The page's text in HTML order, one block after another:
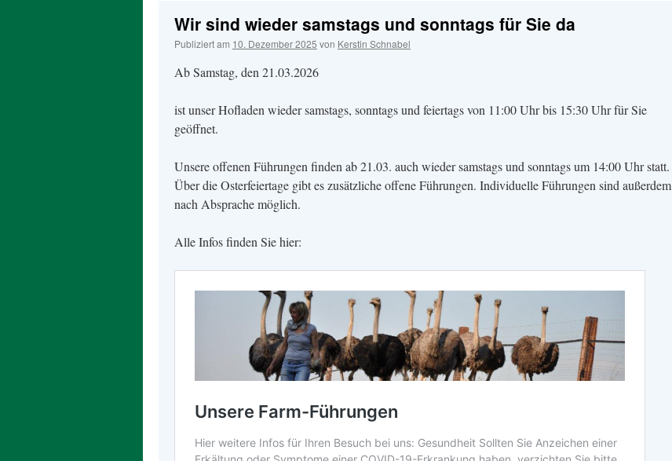
Wir sind wieder samstags und sonntags für Sie da
Publiziert am 10. Dezember 2025 von Kerstin Schnabel
Ab Samstag, den 21.03.2026
ist unser Hofladen wieder samstags, sonntags und feiertags von 11:00 Uhr bis 15:30 Uhr für Sie
geöffnet.
Unsere offenen Führungen finden ab 21.03. auch wieder samstags und sonntags um 14:00 Uhr statt.
Über die Osterfeiertage gibt es zusätzliche offene Führungen. Individuelle Führungen sind außerdem
nach Absprache möglich.
Alle Infos finden Sie hier: